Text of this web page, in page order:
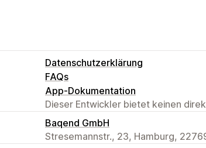
Datenschutzerklärung
FAQs
App-Dokumentation
Dieser Entwickler bietet keinen
Baqend GmbH
Stresemannstr., 23, Hamburg,